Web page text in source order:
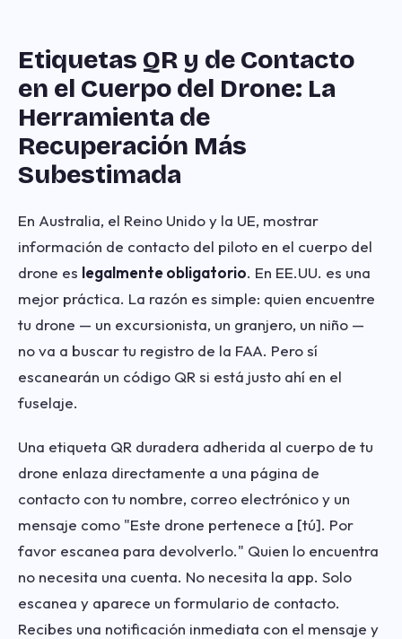
Etiquetas QR y de Contacto
en el Cuerpo del Drone: La
Herramienta de
Recuperación Más
Subestimada
En Australia, el Reino Unido y la UE, mostrar
información de contacto del piloto en el cuerpo del
drone es legalmente obligatorio. En EE.UU. es una
mejor práctica. La razón es simple: quien encuentre
tu drone — un excursionista, un granjero, un niño —
no va a buscar tu registro de la FAA. Pero sí
escanearán un código QR si está justo ahí en el
fuselaje.
Una etiqueta QR duradera adherida al cuerpo de tu
drone enlaza directamente a una página de
contacto con tu nombre, correo electrónico y un
mensaje como "Este drone pertenece a [tú]. Por
favor escanea para devolverlo." Quien lo encuentra
no necesita una cuenta. No necesita la app. Solo
escanea y aparece un formulario de contacto.
Recibes una notificación inmediata con el mensaje y